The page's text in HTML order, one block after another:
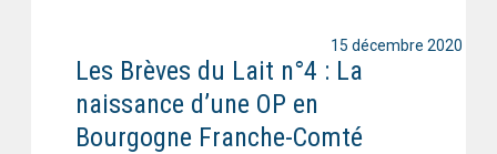
Les Brèves du Lait n°4 : La
naissance d’une OP en
Bourgogne Franche-Comté
15 décembre 2020